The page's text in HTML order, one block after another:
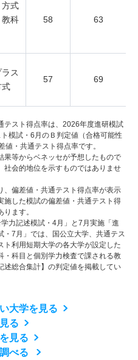
方式
教科
58 63
ス
式
57 69
スト得点率は、2026年度進研模試
模試・6月のＢ判定値（合格可能性
・共通テスト得点率です。
等からベネッセが予想したもので
社会的地位を示すものではありませ
偏差値・共通テスト得点率が表示
施した模試の偏差値・共通テスト得
ます。
記述模試・4月」と7月実施「進
7月」では、国公立大学、共通テス
ト利用短期大学の各大学が設定した
・科目と個別学力検査で課される教
述総合集計】の判定値を掲載してい
大学を見る
る
見る
べる